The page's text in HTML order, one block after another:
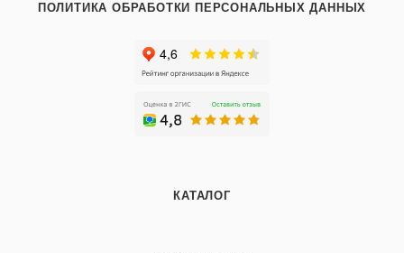
ПОЛИТИКА ОБРАБОТКИ ПЕРСОНАЛЬНЫХ ДАННЫХ
КАТАЛОГ